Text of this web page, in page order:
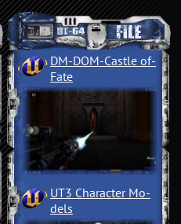
DM-DOM-Castle of­
Fate
UT3 Character Mo­
dels